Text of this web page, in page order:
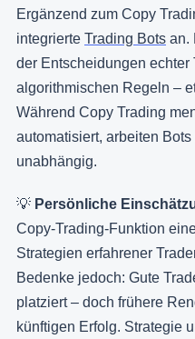
Ergänzend zum Copy
integrierte Trading Bots an.
der Entscheidungen echter
algorithmischen Regeln –
Während Copy Trading
automatisiert, arbeiten
unabhängig.
💡 Persönliche
Copy-Trading-Funktion
Strategien erfahrener
Bedenke jedoch: Gute
platziert – doch frühere
künftigen Erfolg. Strategie